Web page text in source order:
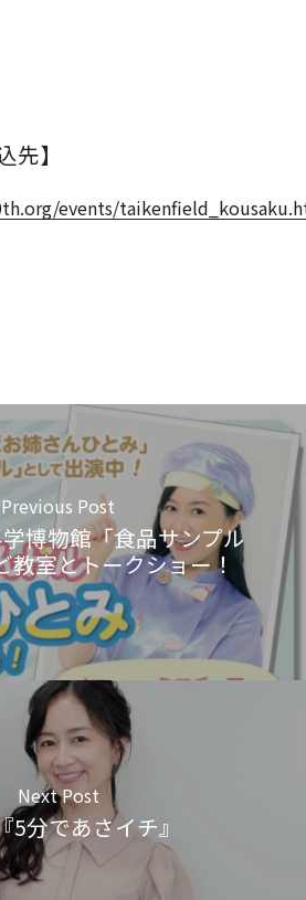
先】
events/
Previous Post
博物館「食品サンプル
教室とトークショー！
Next Post
5分であさイチ』